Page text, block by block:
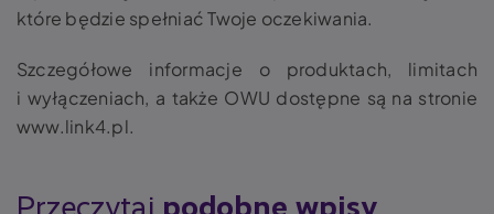
które będzie spełniać Twoje oczekiwania.
Szczegółowe informacje o produktach, limitach
i wyłączeniach, a także OWU dostępne są na stronie
www.link4.pl.